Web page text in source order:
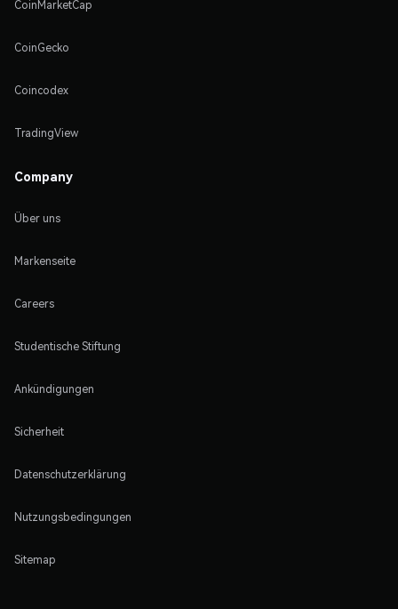
CoinMarketCap
CoinGecko
Coincodex
TradingView
Company
Über uns
Markenseite
Careers
Studentische Stiftung
Ankündigungen
Sicherheit
Datenschutzerklärung
Nutzungsbedingungen
Sitemap